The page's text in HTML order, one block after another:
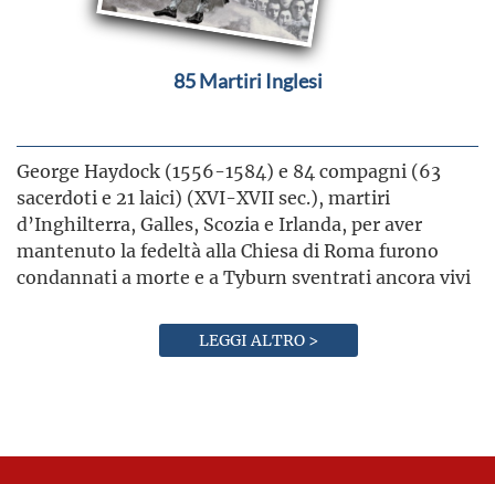
85 Martiri Inglesi
George Haydock (1556-1584) e 84 compagni (63
sacerdoti e 21 laici) (XVI-XVII sec.), martiri
d’Inghilterra, Galles, Scozia e Irlanda, per aver
mantenuto la fedeltà alla Chiesa di Roma furono
condannati a morte e a Tyburn sventrati ancora vivi
LEGGI ALTRO >